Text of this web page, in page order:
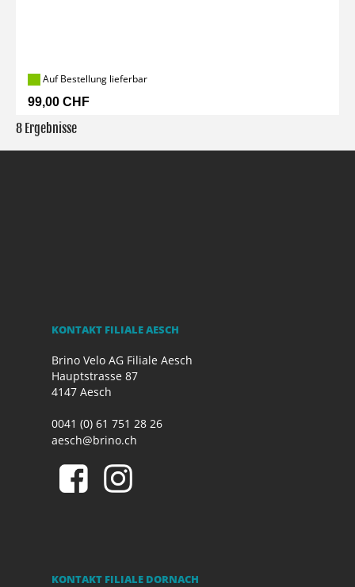
Auf Bestellung lieferbar
99,00 CHF
8 Ergebnisse
KONTAKT FILIALE AESCH
Brino Velo AG Filiale Aesch
Hauptstrasse 87
4147 Aesch
0041 (0) 61 751 28 26
aesch@brino.ch
KONTAKT FILIALE DORNACH